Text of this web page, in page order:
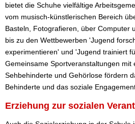
bietet die Schuhe vielfältige
vom musisch-künstlerischen Bereich
Basteln, Fotografieren, über Computer
bis zu den Wettbewerben 'Jugend
experimentieren' und 'Jugend trainiert
Gemeinsame Sportveranstaltungen mit
Sehbehinderte und Gehörlose fördern
Behinderte und das soziale
Erziehung zur sozialen